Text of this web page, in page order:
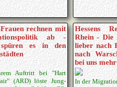
rechnen mit
ab -
es in den
Auftritt bei "Hart
(ARD) löste Jung-
Hessens
Rhein - Die
lieber nach
nach
bei uns
In der